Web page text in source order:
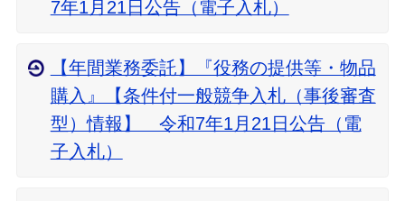
7年1月21日公告（電子入札）
【年間業務委託】『役務の提供等・物品
購入』【条件付一般競争入札（事後審査
型）情報】 令和7年1月21日公告（電
子入札）